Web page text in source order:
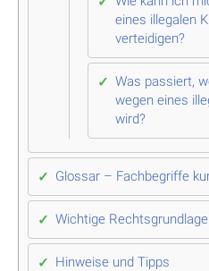
eines illegalen
verteidigen?
Was passiert,
wegen eines
wird?
Glossar – Fachbegriffe
Wichtige
Hinweise und Tipps